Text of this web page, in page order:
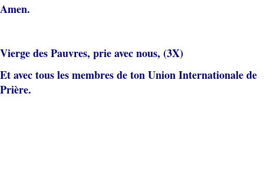
Amen.
Vierge des Pauvres, prie avec nous, (3X)
Et avec tous les membres de ton Union Internationale de
Prière.